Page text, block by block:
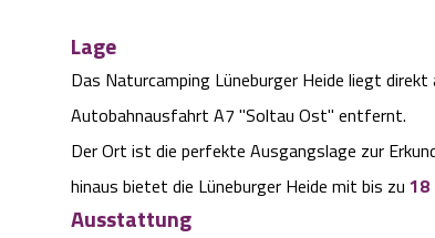
Lage
Das Naturcamping Lüneburger Heide liegt
Autobahnausfahrt A7 "Soltau Ost" entfernt.
Der Ort ist die perfekte Ausgangslage zur
hinaus bietet die Lüneburger Heide mit bis zu 18
Ausstattung